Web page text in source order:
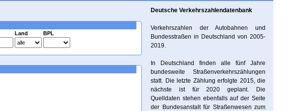
Land BPL
Deutsche Verkehrszahlendatenbank
Verkehrszahlen der Autobahnen und
Bundesstraßen in Deutschland von 2005-
2019.
In Deutschland finden alle fünf Jahre
bundesweite Straßenverkehrszählungen
statt. Die letzte Zählung erfolgte 2015, die
nächste ist für 2020 geplant. Die
Quelldaten stehen ebenfalls auf der Seite
der Bundesanstalt für Straßenwesen zum